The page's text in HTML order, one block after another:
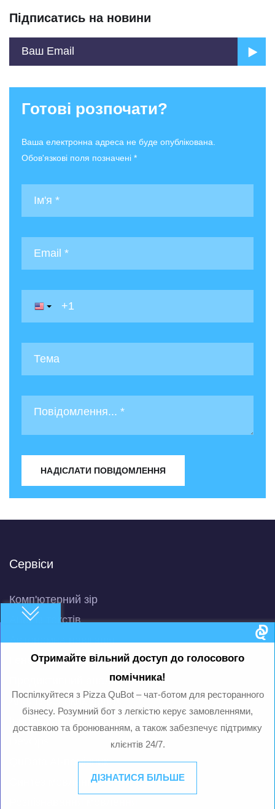
Отримайте вільний доступ до голосового
помічника!
Поспілкуйтеся з Pizza QuBot – чат-ботом для ресторанного
бізнесу. Розумний бот з легкістю керує замовленнями,
доставкою та бронюванням, а також забезпечує підтримку
клієнтів 24/7.
ДІЗНАТИСЯ БІЛЬШЕ
Підписатись на новини
Готові розпочати?
Ваша електронна адреса не буде опублікована.
Обов'язкові поля позначені *
НАДІСЛАТИ ПОВІДОМЛЕННЯ
Сервіси
Комп'ютерний зір
Аналіз текстів
Автономна навігація
Генерація даних
Предиктивний аналіз
Аналіз великих даних
QuData AI-помічник
Синтез мовлення